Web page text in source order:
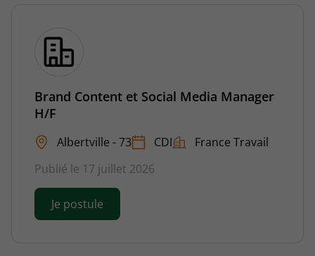
Brand Content et Social Media Manager
H/F
Albertville - 73 CDI
France Travail
Publié le 17 juillet 2026
Je postule